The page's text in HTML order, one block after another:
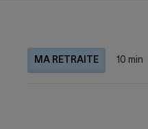
MA RETRAITE 10 min